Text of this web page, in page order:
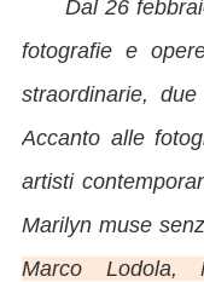
Dal 26
fotografie e
straordinarie,
Accanto alle
artisti
Marilyn muse
Marco Lodola,